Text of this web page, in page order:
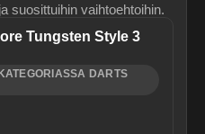
suosittuihin vaihtoehtoihin.
Tungsten Style 3
DARTS